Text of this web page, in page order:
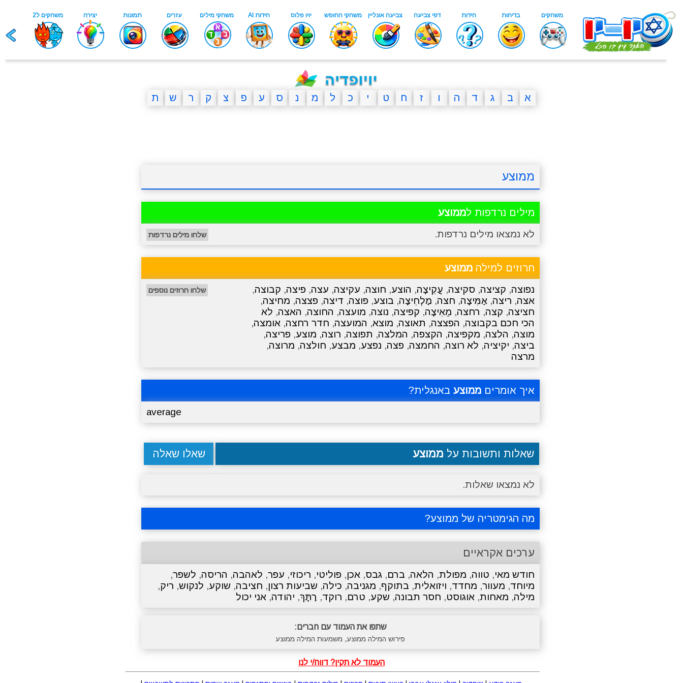
א ב ג ד ה ו ז ח ט י כ ל מ נ ס ע פ צ ק ר ש ת
ממוצע
מילים נרדפות לממוצע
לא נמצאו מילים נרדפות. שלחו מילים נרדפות
חרוזים למילה ממוצע
נפוצה, קציצה, סקיצה, עֲקִיצָה, הוצע, חוצה, עקיצה, עצה, פיצה, קבוצה,
אצה, ריצה, אַמִּיצָה, חצה, מַלְחִיצָה, בוצע, פוצה, דיצה, פצצה, מחיצה,
חציצה, קצה, רחצה, מֵאִיצָה, קפיצה, נוצה, מועצה, החוצה, האצה, לא
הכי חכם בקבוצה, הפצצה, תאוצה, מוצא, המועצה, חדר רחצה, אומצה,
מוצה, הלצה, מקפיצה, הקצפה, המלצה, תפוצה, רוצה, מוצע, פריצה,
ביצה, יקיציה, לא רוצה, החמצה, פצה, נפצע, מבצע, חולצה, מרוצה,
מרצה
שלחו חרוזים נוספים
איך אומרים ממוצע באנגלית?
average
שאלות ותשובות על ממוצע שאלו שאלה
לא נמצאו שאלות.
מה הגימטריה של ממוצע?
ערכים אקראיים
חודש מאי, טווה, מפולת, הלאה, ברם, גבס, אכן, פוליטי, ריכוזי, עפר, לאהבה, הריסה, לשפר,
מיוחד, מעוור, מחדד, ויזואלית, בתוקף, מגניבה, כילה, שביעות רצון, חציבה, שוקע, לנקוש, ריק,
מילה, מאחות, אוגוסט, חסר תבונה, שקע, טרם, רוקד, רַתָּךְ, יהודה, אני יכול
שתפו את העמוד עם חברים:
פירוש המילה ממוצע, משמעות המילה ממוצע
העמוד לא תקין? דווח/י לנו